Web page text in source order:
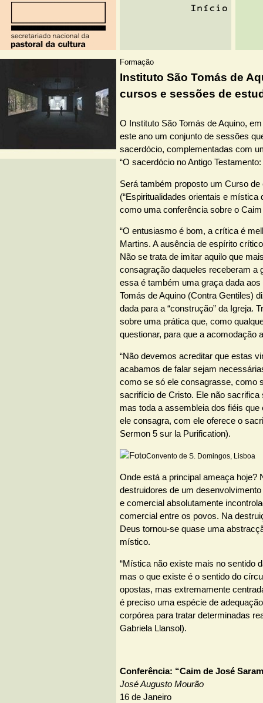
Formação
Instituto São Tomás de
cursos e sessões de
O Instituto São Tomás de Aquino,
este ano um conjunto de sessões
sacerdócio, complementadas com
“O sacerdócio no Antigo
Será também proposto um Curso de
(“Espiritualidades orientais e mística
como uma conferência sobre o
“O entusiasmo é bom, a crítica é
Martins. A ausência de espírito
Não se trata de imitar aquilo que
consagração daqueles receberam a
essa é também uma graça dada
Tomás de Aquino (Contra Gentiles)
dada para a “construção” da Igreja.
sobre uma prática que, como
questionar, para que a acomodação
“Não devemos acreditar que estas
acabamos de falar sejam
como se só ele consagrasse, como
sacrifício de Cristo. Ele não sacrifica
mas toda a assembleia dos fiéis que
ele consagra, com ele oferece o
Sermon 5 sur la Purification).
Convento de S. Domingos, Lisboa
Onde está a principal ameaça hoje?
destruidores de um
e comercial absolutamente
comercial entre os povos. Na
Deus tornou-se quase uma
místico.
“Mística não existe mais no sentido
mas o que existe é o sentido do
opostas, mas extremamente
é preciso uma espécie de
corpórea para tratar determinadas
Gabriela Llansol).
Conferência: “Caim de José
José Augusto Mourão
16 de Janeiro